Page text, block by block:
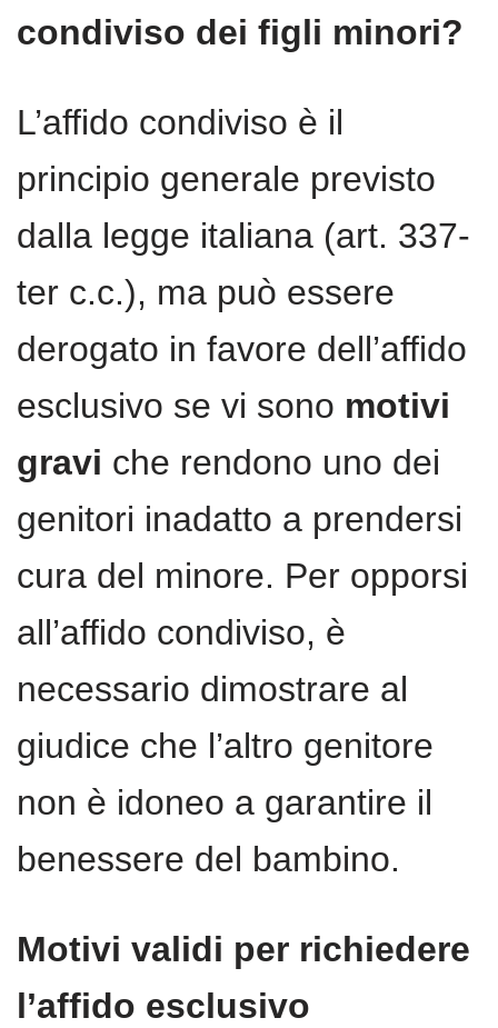
condiviso dei figli minori?
L’affido condiviso è il
principio generale previsto
dalla legge italiana (art. 337-
ter c.c.), ma può essere
derogato in favore dell’affido
esclusivo se vi sono motivi
gravi che rendono uno dei
genitori inadatto a prendersi
cura del minore. Per opporsi
all’affido condiviso, è
necessario dimostrare al
giudice che l’altro genitore
non è idoneo a garantire il
benessere del bambino.
Motivi validi per richiedere
l’affido esclusivo